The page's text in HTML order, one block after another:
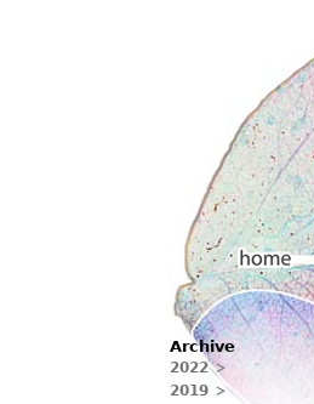
Main menu
Home
Archive
2022
2019